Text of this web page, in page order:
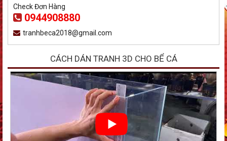
Check Đơn Hàng
0944908880
tranhbeca2018@gmail.com
CÁCH DÁN TRANH 3D CHO BỂ CÁ